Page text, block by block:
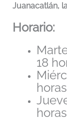
Juanacatlán,
Horario:
18
horas
horas